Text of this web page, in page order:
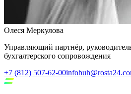
Олеся Меркулова
Управляющий партнёр,
бухгалтерского сопровождения
+7 (812) 507-62-00